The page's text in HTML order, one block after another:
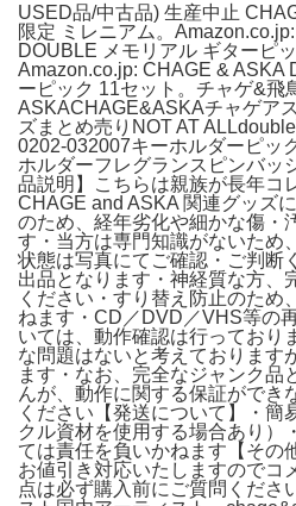
USED品/中古品) 生産中止
限定 ミレニアム。
DOUBLE メモリアル ギターピ
Amazon.co.jp: CHAGE & ASKA
ーピック 11セット。チャゲ&飛
ASKACHAGE&ASKAチャゲア
ズまとめ売りNOT AT
0202-032007キーホルダーピッ
ホルダーフレグランスピンバッ
品説明】こちらは親族が長年コ
CHAGE and ASKA 関連グッズ
のため、経年劣化や細かな傷・
す・当方は専門知識がないため
状態は写真にてご確認・ご判断
出品となります・神経質な方、
ください・すり替え防止のため
ねます・CD／DVD／VHS等の
いては、動作確認は行っており
な問題はないと考えております
ます・なお、完全なジャンク品
んが、動作に関する保証ができ
ください【発送について】・簡
クル資材を使用する場合あり）
ては責任を負いかねます【その
お値引き対応いたしますのでコ
点は必ず購入前にご質問くださ